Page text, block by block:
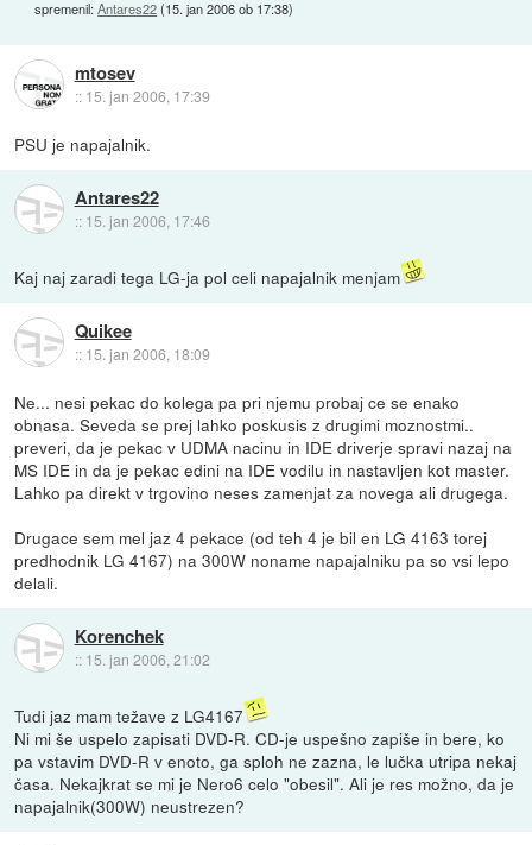
spremenil:Antares22(15. jan 2006 ob 17:38)
mtosev
:: 15. jan 2006, 17:39
PSU je napajalnik.
Antares22
:: 15. jan 2006, 17:46
Kaj naj zaradi tega LG-ja pol celi napajalnik menjam
Quikee
:: 15. jan 2006, 18:09
Ne... nesi pekac do kolega pa pri njemu probaj ce se enako
obnasa. Seveda se prej lahko poskusis z drugimi moznostmi..
preveri, da je pekac v UDMA nacinu in IDE driverje spravi nazaj na
MS IDE in da je pekac edini na IDE vodilu in nastavljen kot master.
Lahko pa direkt v trgovino neses zamenjat za novega ali drugega.
Drugace sem mel jaz 4 pekace (od teh 4 je bil en LG 4163 torej
predhodnik LG 4167) na 300W noname napajalniku pa so vsi lepo
delali.
Korenchek
:: 15. jan 2006, 21:02
Tudi jaz mam težave z LG4167
Ni mi še uspelo zapisati DVD-R. CD-je uspešno zapiše in bere, ko
pa vstavim DVD-R v enoto, ga sploh ne zazna, le lučka utripa nekaj
časa. Nekajkrat se mi je Nero6 celo "obesil". Ali je res možno, da je
napajalnik(300W) neustrezen?